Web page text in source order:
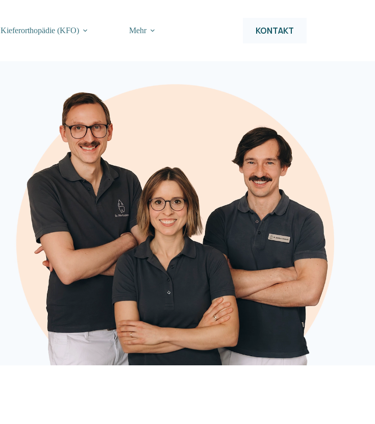
Kiefer­orthopädie (KFO) Mehr KONTAKT